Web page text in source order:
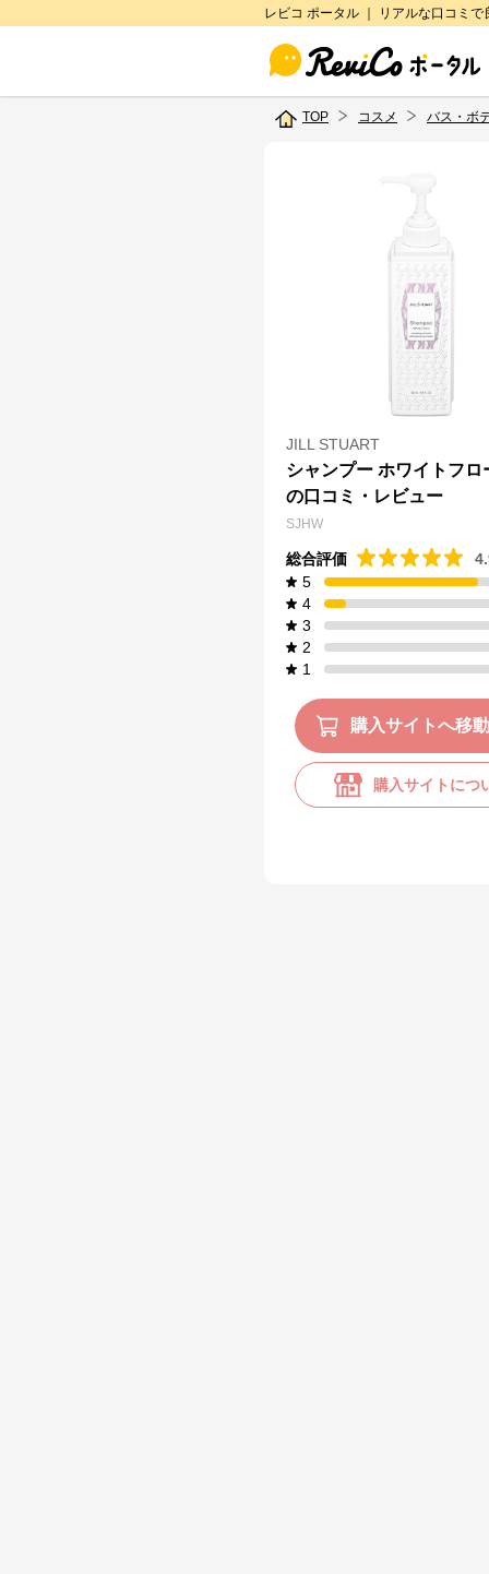
レビコ ポータル ｜ リアルな口コミ
TOP コスメ バス・ボ
JILL STUART
シャンプー ホワイトフロ
の口コミ・レビュー
SJHW
総合評価
5
4
3
2
1
購入サイトへ移動
購入サイトにつ